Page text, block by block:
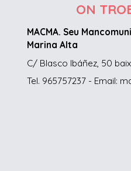
ON
MACMA. Seu
Marina Alta
C/ Blasco Ibáñez, 50
Tel. 965757237 - Email: